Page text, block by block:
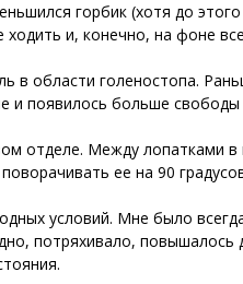
горбик (хотя до
и, конечно, на фоне
в области голеностопа.
и появилось больше
отделе. Между лопатками
ее на 90
условий. Мне было
потряхивало, повышалось